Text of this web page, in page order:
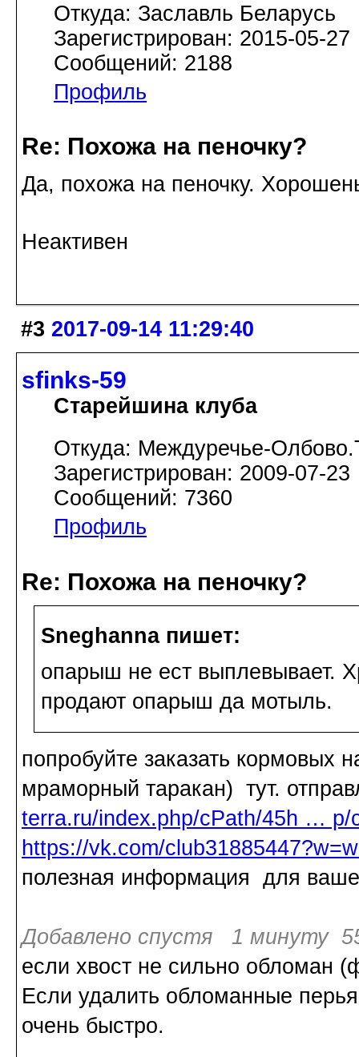
Откуда: Заславль Беларусь
Зарегистрирован: 2015-05-27
Сообщений: 2188
Профиль
Re: Похожа на пеночку?
Да, похожа на пеночку.
Неактивен
#3 2017-09-14 11:29:40
sfinks-59
Старейшина клуба
Откуда: Междуречье-
Зарегистрирован: 2009-07-23
Сообщений: 7360
Профиль
Re: Похожа на пеночку?
Sneghanna пишет:
опарыш не ест выплевывает.
продают опарыш да мотыль.
попробуйте заказать кормовых
мраморный таракан) тут.
terra.ru/index.php/cPath/45h … p/
https://vk.com/
полезная информация для
Добавлено спустя 1 минуту
если хвост не сильно обломан
Если удалить обломанные
очень быстро.